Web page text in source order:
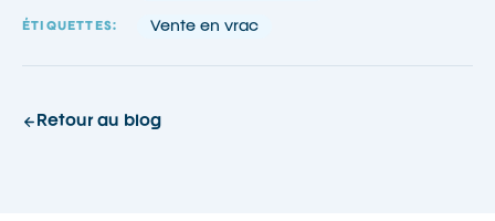
ÉTIQUETTES: Vente en vrac
Retour au blog